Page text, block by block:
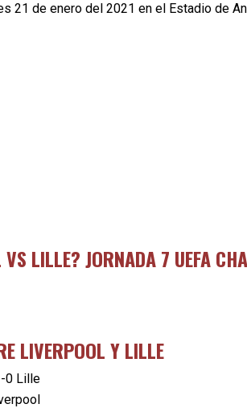
21 de enero del 2021 en el Estadio de
LILLE? JORNADA 7 UEFA
LIVERPOOL Y LILLE
0 Lille